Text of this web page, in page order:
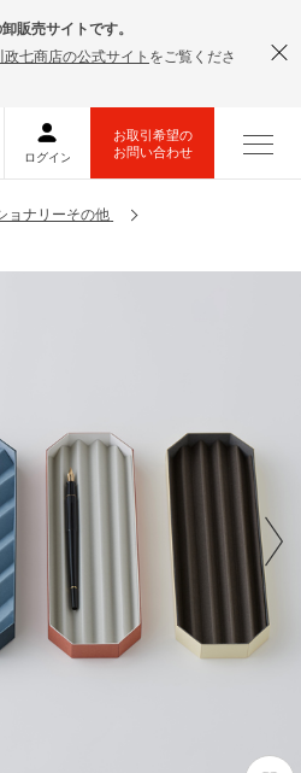
販売サイトです。
政七商店の公式サイト をご覧くださ
ョナリーその他